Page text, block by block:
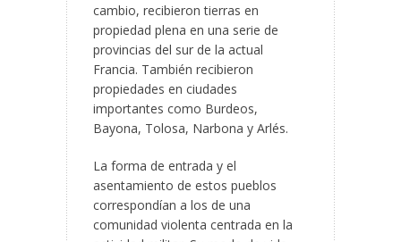
cambio, recibieron tierras en
propiedad plena en una serie de
provincias del sur de la actual
Francia. También recibieron
propiedades en ciudades
importantes como Burdeos,
Bayona, Tolosa, Narbona y Arlés.
La forma de entrada y el
asentamiento de estos pueblos
correspondían a los de una
comunidad violenta centrada en la